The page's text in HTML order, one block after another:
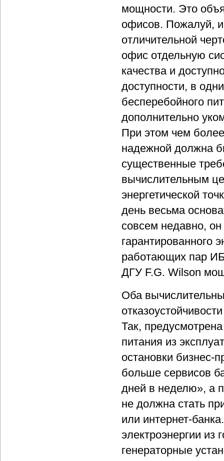
мощности. Это
офисов. Пожалуй,
отличительной
офис отдельную
качества и
доступности, в
бесперебойного
дополнительно
При этом чем
надежной должна
существенные
вычислительным
энергетической
день весьма
совсем недавно,
гарантированного
работающих пар
ДГУ F.G. Wilson
Оба
Так,
питания из
остановки бизнес-
больше сервисов
дней в неделю», а
не должна стать
или интернет-
электроэнергии из
генераторные